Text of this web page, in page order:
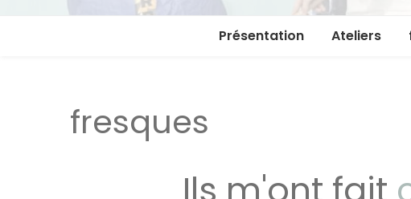
Présentation Ateliers
fresques